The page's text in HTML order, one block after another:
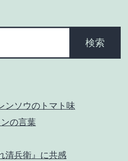
ンソウのトマト味
の言葉
清兵衛』に共感